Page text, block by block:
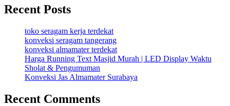
Recent Posts
toko seragam kerja terdekat
konveksi seragam tangerang
konveksi almamater terdekat
Harga Running Text Masjid Murah | LED Display Waktu
Sholat & Pengumuman
Konveksi Jas Almamater Surabaya
Recent Comments